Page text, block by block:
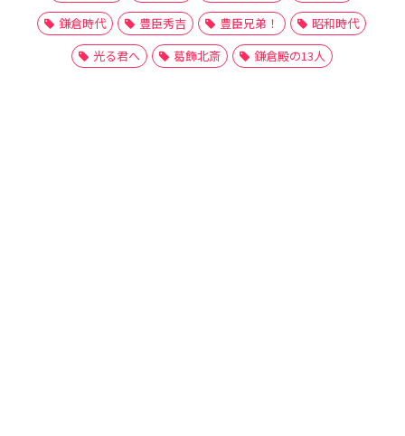
鎌倉時代
豊臣秀吉 豊臣兄弟！
昭和時代
光る君へ
葛飾北斎 鎌倉殿の13人